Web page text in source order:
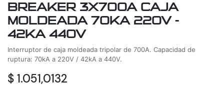
BREAKER 3X700A CAJA
MOLDEADA 70KA 220V -
42KA 440V
Interruptor de caja moldeada tripolar de 700A. Capacidad de
ruptura: 70kA a 220V / 42kA a 440V.
$ 1.051,0132